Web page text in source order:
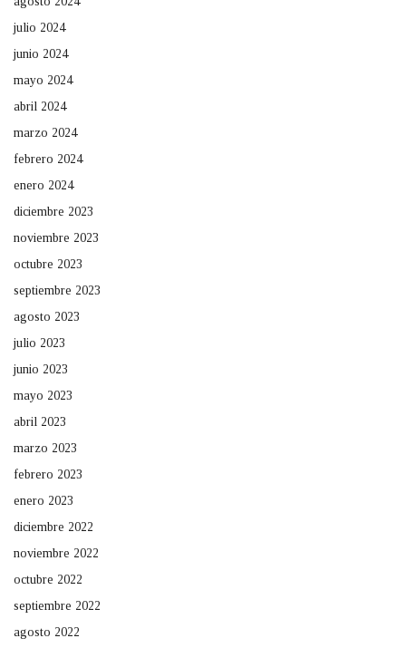
julio 2024
junio 2024
mayo 2024
abril 2024
marzo 2024
febrero 2024
enero 2024
diciembre 2023
noviembre 2023
octubre 2023
septiembre 2023
agosto 2023
julio 2023
junio 2023
mayo 2023
abril 2023
marzo 2023
febrero 2023
enero 2023
diciembre 2022
noviembre 2022
octubre 2022
septiembre 2022
agosto 2022